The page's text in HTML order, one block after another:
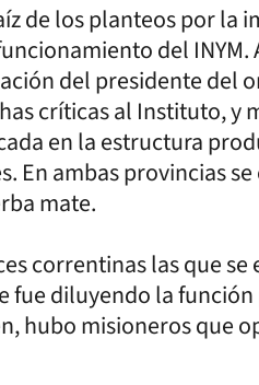
de los planteos por la
del INYM.
del presidente del
críticas al Instituto, y
en la estructura
En ambas provincias
mate.
correntinas las que se
fue diluyendo la
hubo misioneros que